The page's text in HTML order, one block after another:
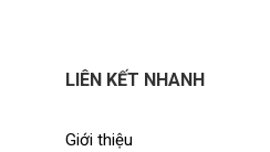
LIÊN KẾT NHANH
Giới thiệu